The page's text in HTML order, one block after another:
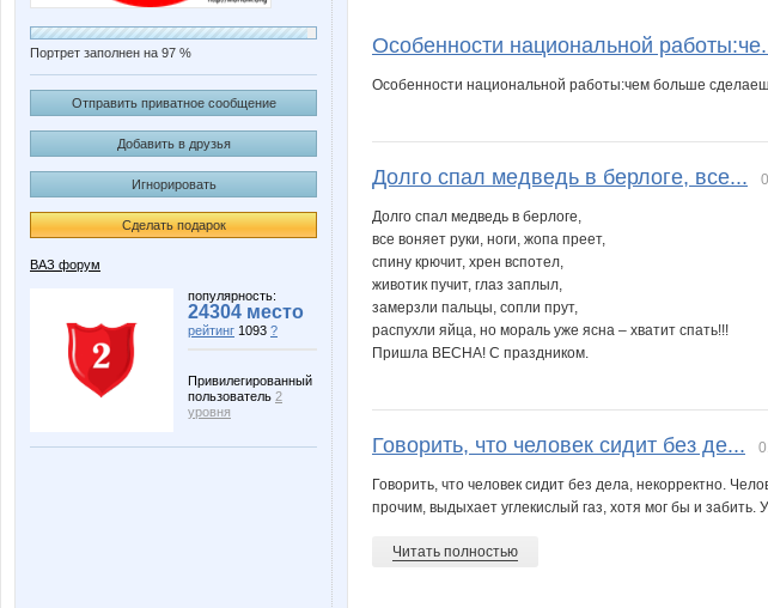
Портрет заполнен на 97 %
Отправить приватное сообщение
Добавить в друзья
Игнорировать
Сделать подарок
ВАЗ форум
популярность:
24304 место
рейтинг 1093 ?
Привилегированный
пользователь 2
уровня
Особенности национальной
Особенности национальной работы:чем больше
Долго спал медведь в берлоге, все...
Долго спал медведь в берлоге,
все воняет руки, ноги, жопа преет,
спину крючит, хрен вспотел,
животик пучит, глаз заплыл,
замерзли пальцы, сопли прут,
распухли яйца, но мораль уже ясна – хватит спать!!!
Пришла ВЕСНА! С праздником.
Говорить, что человек сидит без де...
Говорить, что человек сидит без дела, некорректно.
прочим, выдыхает углекислый газ, хотя мог бы и забить.
Читать полностью